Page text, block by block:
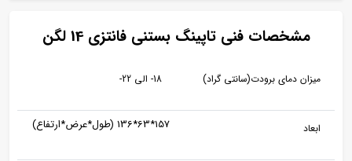
مشخصات فنی تاپینگ بستنی فانتزی 14 لگن
میزان دمای برودت(سانتی گراد) 18- الی 22-
ابعاد 157*63*136 (طول*عرض*ارتفاع)